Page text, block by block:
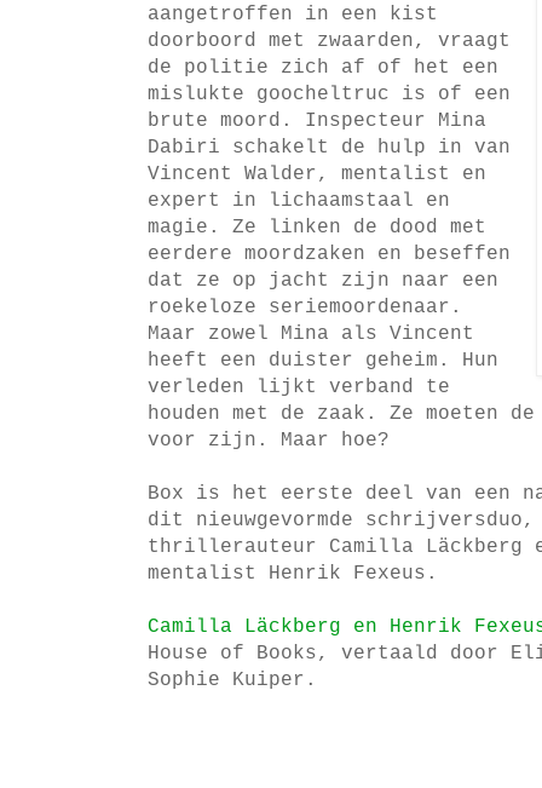
aangetroffen in een kist
doorboord met zwaarden, vraagt
de politie zich af of het een
mislukte goocheltruc is of een
brute moord. Inspecteur Mina
Dabiri schakelt de hulp in van
Vincent Walder, mentalist en
expert in lichaamstaal en
magie. Ze linken de dood met
eerdere moordzaken en beseffen
dat ze op jacht zijn naar een
roekeloze seriemoordenaar.
Maar zowel Mina als Vincent
heeft een duister geheim. Hun
verleden lijkt verband te
houden met de zaak. Ze moeten
voor zijn. Maar hoe?
Box is het eerste deel van een
dit nieuwgevormde
thrillerauteur Camilla Läckberg
mentalist Henrik Fexeus.
Camilla Läckberg en Henrik
House of Books, vertaald door
Sophie Kuiper.